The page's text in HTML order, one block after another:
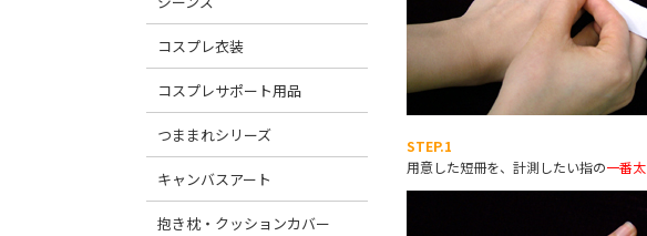
コスプレ衣装
コスプレサポート用品
つままれシリーズ
キャンバスアート
抱き枕・クッションカバー
STEP.1
用意した短冊を、計測したい指の一番